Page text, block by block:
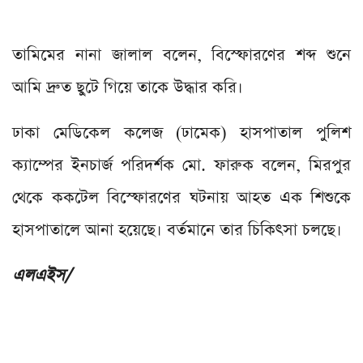
তামিমের নানা জালাল বলেন, বিস্ফোরণের শব্দ শুনে
আমি দ্রুত ছুটে গিয়ে তাকে উদ্ধার করি।
ঢাকা মেডিকেল কলেজ (ঢামেক) হাসপাতাল পুলিশ
ক্যাম্পের ইনচার্জ পরিদর্শক মো. ফারুক বলেন, মিরপুর
থেকে ককটেল বিস্ফোরণের ঘটনায় আহত এক শিশুকে
হাসপাতালে আনা হয়েছে। বর্তমানে তার চিকিৎসা চলছে।
এলএইস/